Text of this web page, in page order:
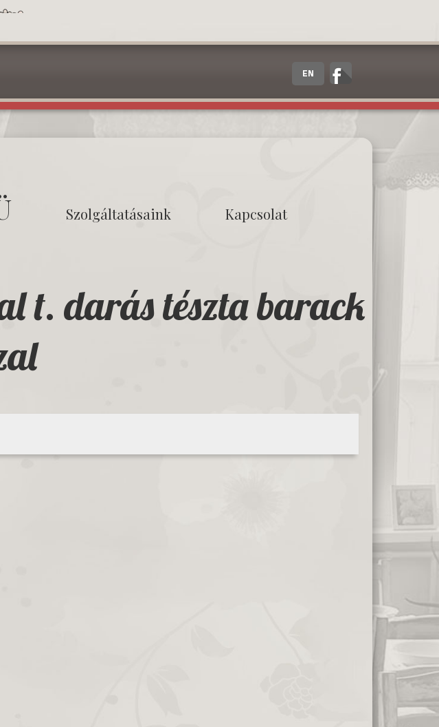
EN
Szolgáltatásaink Kapcsolat
t. darás tészta barack